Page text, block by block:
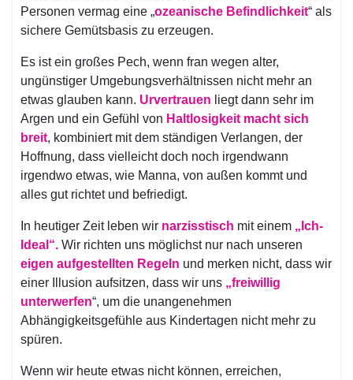
Personen vermag eine „ozeanische Befindlichkeit“ als
sichere Gemütsbasis zu erzeugen.
Es ist ein großes Pech, wenn fran wegen alter,
ungünstiger Umgebungsverhältnissen nicht mehr an
etwas glauben kann. Urvertrauen liegt dann sehr im
Argen und ein Gefühl von Haltlosigkeit macht sich
breit, kombiniert mit dem ständigen Verlangen, der
Hoffnung, dass vielleicht doch noch irgendwann
irgendwo etwas, wie Manna, von außen kommt und
alles gut richtet und befriedigt.
In heutiger Zeit leben wir narzisstisch mit einem „Ich-
Ideal“. Wir richten uns möglichst nur nach unseren
eigen aufgestellten Regeln und merken nicht, dass wir
einer Illusion aufsitzen, dass wir uns „freiwillig
unterwerfen“, um die unangenehmen
Abhängigkeitsgefühle aus Kindertagen nicht mehr zu
spüren.
Wenn wir heute etwas nicht können, erreichen,